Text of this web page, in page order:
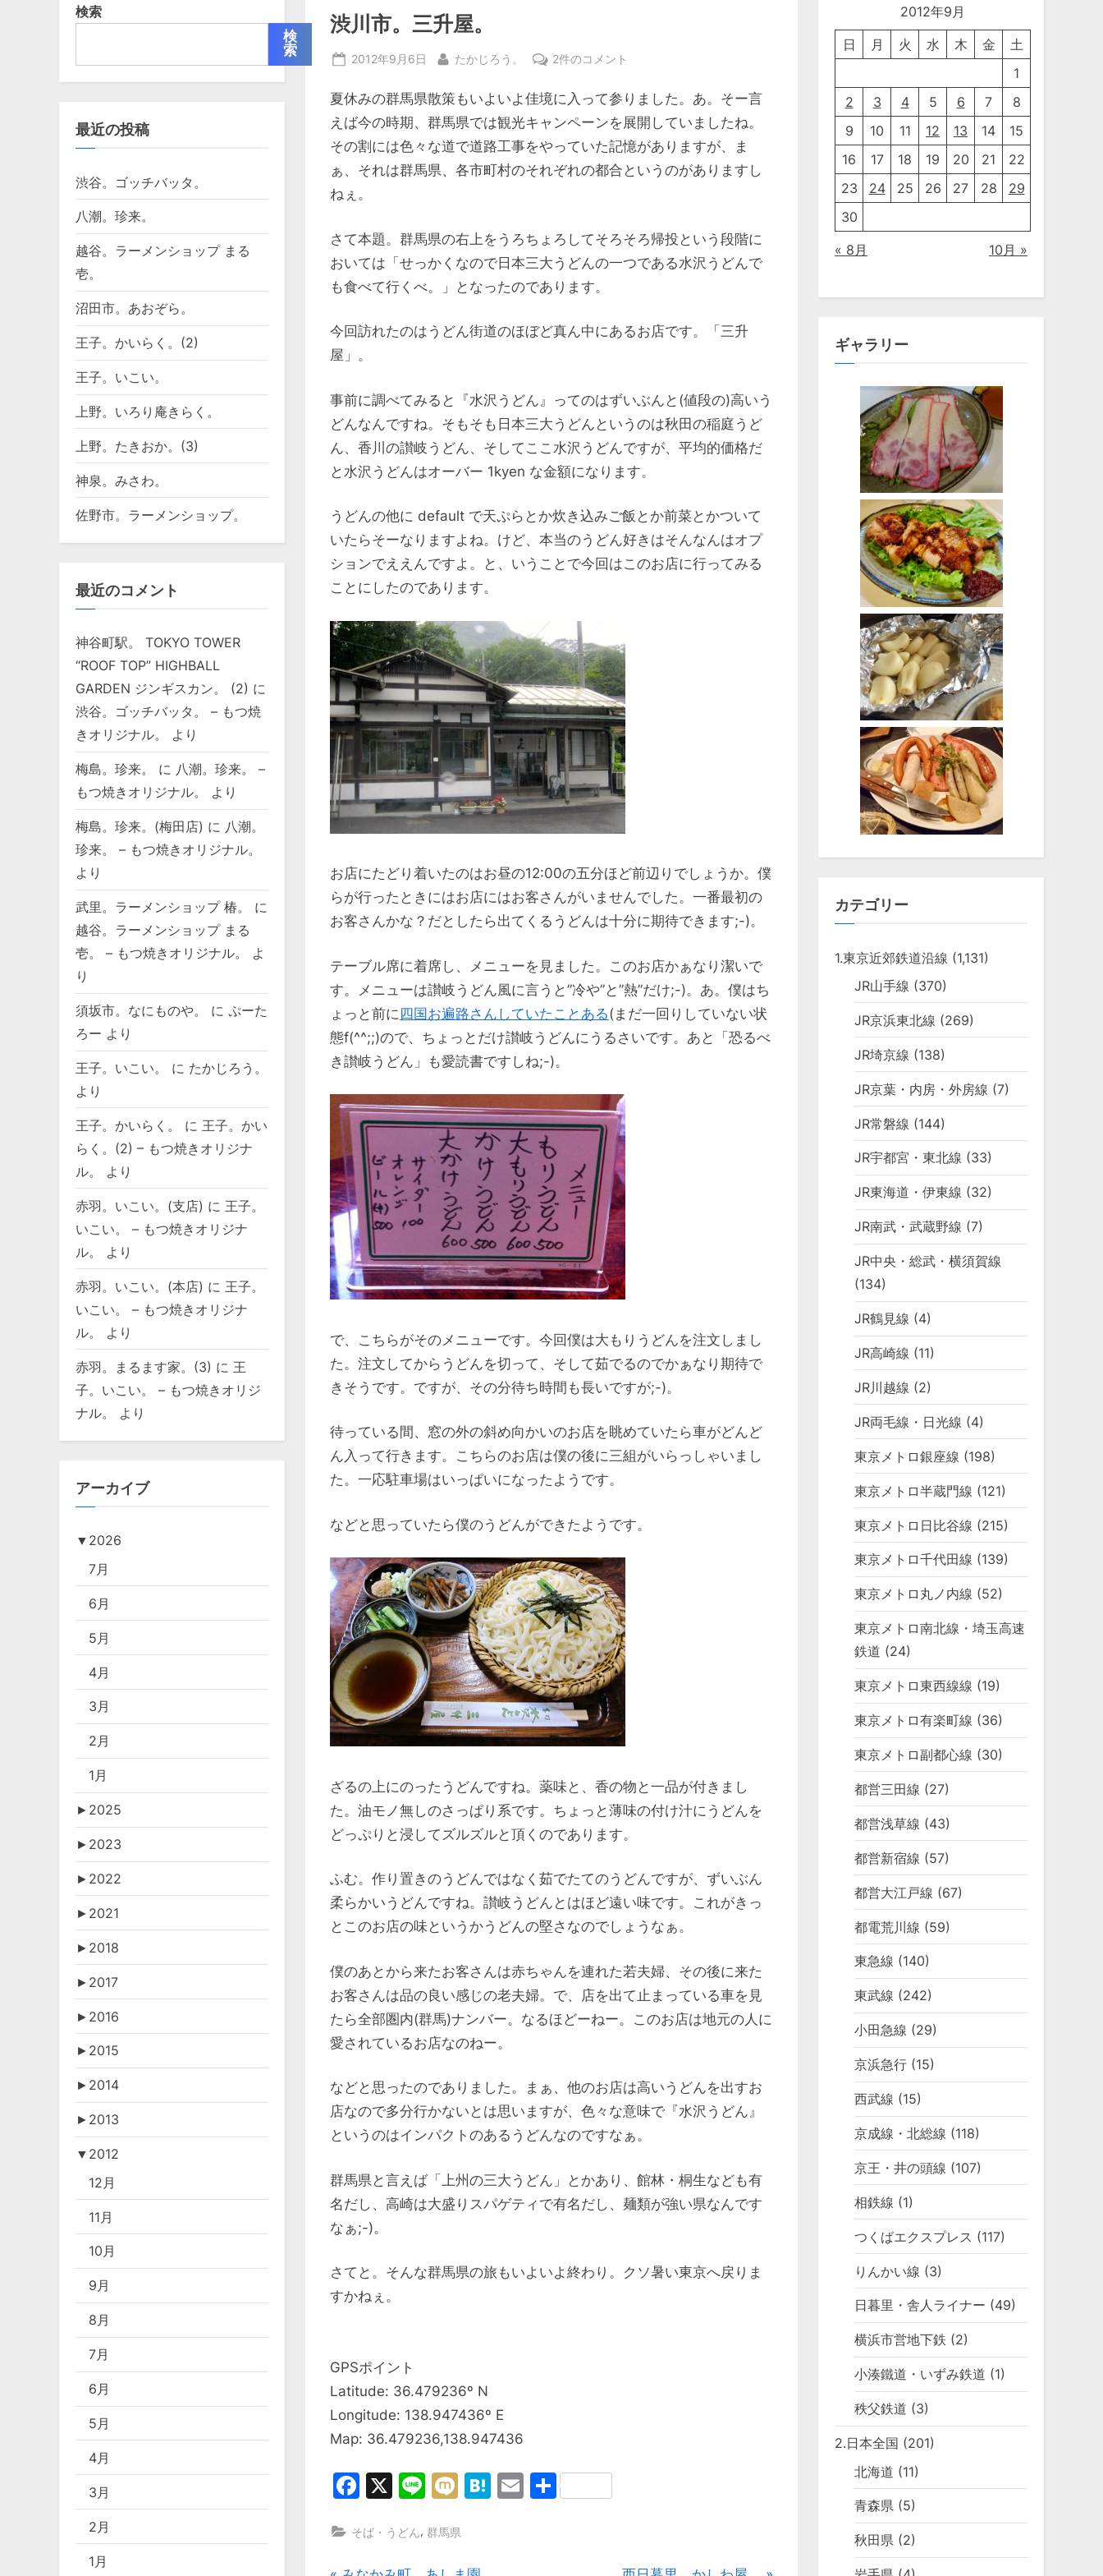
渋川市。三升屋。
Posted
2012年9月6日 By
たかじろう。
渋
市。
三
升
屋。
へ
2件のコメント
夏休みの群馬県散策もいよいよ佳境に入って参りました。あ。そー言
えば今の時期、群馬県では観光キャンペーンを展開していましたね。
その割には色々な道で道路工事をやっていた記憶がありますが、ま
ぁ、それは群馬県、各市町村のそれぞれの都合というのがありますし
ねぇ。
さて本題。群馬県の右上をうろちょろしてそろそろ帰投という段階に
おいては「せっかくなので日本三大うどんの一つである水沢うどんで
も食べて行くべ。」となったのであります。
今回訪れたのはうどん街道のほぼど真ん中にあるお店です。「三升
屋」。
事前に調べてみると『水沢うどん』ってのはずいぶんと(値段の)高いう
どんなんですね。そもそも日本三大うどんというのは秋田の稲庭うど
ん、香川の讃岐うどん、そしてここ水沢うどんですが、平均的価格だ
と水沢うどんはオーバー 1kyen な金額になります。
うどんの他に default で天ぷらとか炊き込みご飯とか前菜とかついて
いたらそーなりますよね。けど、本当のうどん好きはそんなんはオプ
ションでええんですよ。と、いうことで今回はこのお店に行ってみる
ことにしたのであります。
お店にたどり着いたのはお昼の12:00の五分ほど前辺りでしょうか。僕
らが行ったときにはお店にはお客さんがいませんでした。一番最初の
お客さんかな？だとしたら出てくるうどんは十分に期待できます;-)。
テーブル席に着席し、メニューを見ました。このお店かぁなり潔いで
す。メニューは讃岐うどん風に言うと”冷や”と”熱”だけ;-)。あ。僕はち
ょっと前に 四国お遍路さんしていたことある(まだ一回りしていない状
態f(^^;;)ので、ちょっとだけ讃岐うどんにうるさいです。あと「恐るべ
き讃岐うどん」も愛読書ですしね;-)。
で、こちらがそのメニューです。今回僕は大もりうどんを注文しまし
た。注文してからうどんを切って、そして茹でるのでかぁなり期待で
きそうです。ですが、その分待ち時間も長いですが;-)。
待っている間、窓の外の斜め向かいのお店を眺めていたら車がどんど
ん入って行きます。こちらのお店は僕の後に三組がいらっしゃいまし
た。一応駐車場はいっぱいになったようです。
などと思っていたら僕のうどんができたようです。
ざるの上にのったうどんですね。薬味と、香の物と一品が付きまし
た。油モノ無しのさっぱり系です。ちょっと薄味の付け汁にうどんを
どっぷりと浸してズルズルと頂くのであります。
ふむ。作り置きのうどんではなく茹でたてのうどんですが、ずいぶん
柔らかいうどんですね。讃岐うどんとはほど遠い味です。これがきっ
とこのお店の味というかうどんの堅さなのでしょうなぁ。
僕のあとから来たお客さんは赤ちゃんを連れた若夫婦、その後に来た
お客さんは品の良い感じの老夫婦。で、店を出て止まっている車を見
たら全部圏内(群馬)ナンバー。なるほどーねー。このお店は地元の人に
愛されているお店なのねー。
などと思ったのでありました。まぁ、他のお店は高いうどんを出すお
店なので多分行かないとは思いますが、色々な意味で『水沢うどん』
というのはインパクトのあるうどんなのですなぁ。
群馬県と言えば「上州の三大うどん」とかあり、館林・桐生なども有
名だし、高崎は大盛りスパゲティで有名だし、麺類が強い県なんです
なぁ;-)。
さてと。そんな群馬県の旅もいよいよ終わり。クソ暑い東京へ戻りま
すかねぇ。
GPSポイント
Latitude: 36.479236º N
Longitude: 138.947436º E
Map: 36.479236,138.947436
Facebook
X LineMixiHatena
Email
共
そば・うどん, 群馬県
検索
検
索
最近の投稿
渋谷。ゴッチバッタ。
八潮。珍来。
越谷。ラーメンショップ まる
壱。
沼田市。あおぞら。
王子。かいらく。(2)
王子。いこい。
上野。いろり庵きらく。
上野。たきおか。(3)
神泉。みさわ。
佐野市。ラーメンショップ。
最近のコメント
神谷町駅。 TOKYO TOWER
“ROOF TOP” HIGHBALL
GARDEN ジンギスカン。 (2) に
渋谷。ゴッチバッタ。 – もつ焼
きオリジナル。
より
梅島。珍来。 に 八潮。珍来。 –
もつ焼きオリジナル。
より
梅島。珍来。(梅田店) に 八潮。
珍来。 – もつ焼きオリジナル。
より
武里。ラーメンショップ 椿。
に
越谷。ラーメンショップ まる
壱。 – もつ焼きオリジナル。
よ
り
須坂市。なにものや。 に ぷーた
ろー より
王子。いこい。 に たかじろう。
より
王子。かいらく。 に 王子。かい
らく。(2) – もつ焼きオリジナ
ル。
より
赤羽。いこい。(支店) に 王子。
いこい。 – もつ焼きオリジナ
ル。
より
赤羽。いこい。(本店) に 王子。
いこい。 – もつ焼きオリジナ
ル。
より
赤羽。まるます家。(3) に 王
子。いこい。 – もつ焼きオリジ
ナル。
より
アーカイブ
▼ 2026
7月
6月
5月
4月
3月
2月
1月
► 2025
► 2023
► 2022
► 2021
► 2018
► 2017
► 2016
► 2015
► 2014
► 2013
▼ 2012
12月
11月
10月
9月
8月
7月
6月
5月
4月
3月
2月
1月
2012年9月
日 月 火 水 木 金
土
1
2
3 4 5 6 7
8
9
10 11 12 13 14
15
16
17 18 19 20 21
22
23
24 25 26 27 28
29
30
« 8月 10月 »
ギャラリー
カテゴリー
1.東京近郊鉄道沿線 (1,131)
JR山手線 (370)
JR京浜東北線 (269)
JR埼京線 (138)
JR京葉・内房・外房線 (7)
JR常磐線 (144)
JR宇都宮・東北線 (33)
JR東海道・伊東線 (32)
JR南武・武蔵野線 (7)
JR中央・総武・横須賀線
(134)
JR鶴見線 (4)
JR高崎線 (11)
JR川越線 (2)
JR両毛線・日光線 (4)
東京メトロ銀座線 (198)
東京メトロ半蔵門線 (121)
東京メトロ日比谷線 (215)
東京メトロ千代田線 (139)
東京メトロ丸ノ内線 (52)
東京メトロ南北線・埼玉高速
鉄道 (24)
東京メトロ東西線線 (19)
東京メトロ有楽町線 (36)
東京メトロ副都心線 (30)
都営三田線 (27)
都営浅草線 (43)
都営新宿線 (57)
都営大江戸線 (67)
都電荒川線 (59)
東急線 (140)
東武線 (242)
小田急線 (29)
京浜急行 (15)
西武線 (15)
京成線・北総線 (118)
京王・井の頭線 (107)
相鉄線 (1)
つくばエクスプレス (117)
りんかい線 (3)
日暮里・舎人ライナー (49)
横浜市営地下鉄 (2)
小湊鐵道・いずみ鉄道 (1)
秩父鉄道 (3)
2.日本全国 (201)
北海道 (11)
青森県 (5)
秋田県 (2)